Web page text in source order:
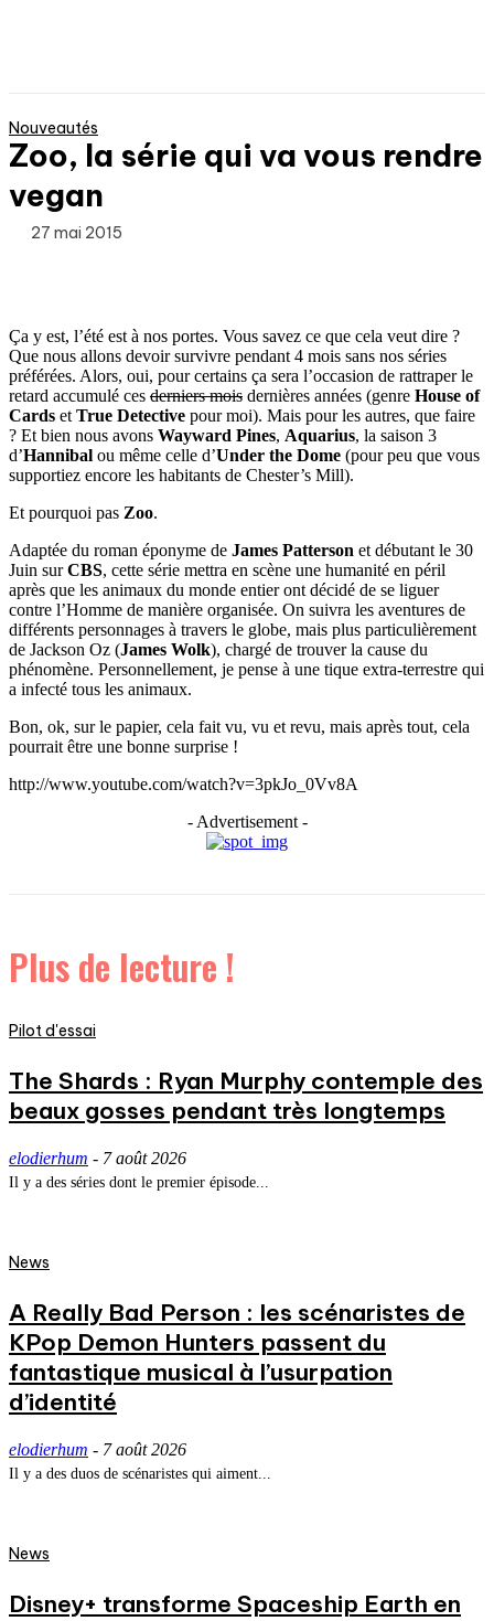
Nouveautés
Zoo, la série qui va vous rendre
vegan
27 mai 2015
Ça y est, l’été est à nos portes. Vous savez ce que cela veut dire ?
Que nous allons devoir survivre pendant 4 mois sans nos séries
préférées. Alors, oui, pour certains ça sera l’occasion de rattraper le
retard accumulé ces derniers mois dernières années (genre House of
Cards et True Detective pour moi). Mais pour les autres, que faire
? Et bien nous avons Wayward Pines, Aquarius, la saison 3
d’Hannibal ou même celle d’Under the Dome (pour peu que vous
supportiez encore les habitants de Chester’s Mill).
Et pourquoi pas Zoo.
Adaptée du roman éponyme de James Patterson et débutant le 30
Juin surCBS, cette série mettra en scène une humanité en péril
après que les animaux du monde entier ont décidé de se liguer
contre l’Homme de manière organisée. On suivra les aventures de
différents personnages à travers le globe, mais plus particulièrement
de Jackson Oz (James Wolk), chargé de trouver la cause du
phénomène. Personnellement, je pense à une tique extra-terrestre qui
a infecté tous les animaux.
Bon, ok, sur le papier, cela fait vu, vu et revu, mais après tout, cela
pourrait être une bonne surprise !
http://www.youtube.com/watch?v=3pkJo_0Vv8A
- Advertisement -
Plus de lecture !
Pilot d'essai
The Shards : Ryan Murphy contemple des
beaux gosses pendant très longtemps
elodierhum - 7 août 2026
Il y a des séries dont le premier épisode...
News
A Really Bad Person : les scénaristes de
KPop Demon Hunters passent du
fantastique musical à l’usurpation
d’identité
elodierhum - 7 août 2026
Il y a des duos de scénaristes qui aiment...
News
Disney+ transforme Spaceship Earth en